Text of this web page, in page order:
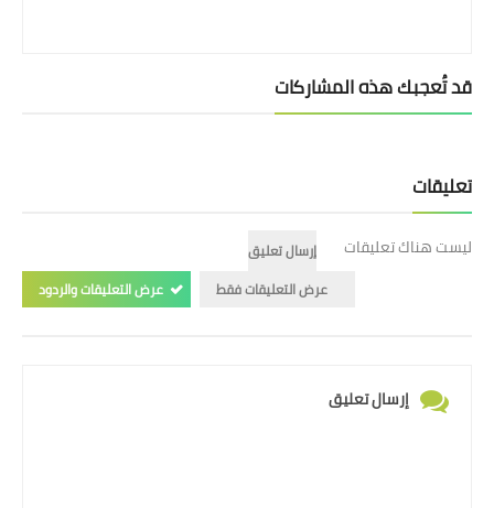
قد تُعجبك هذه المشاركات
تعليقات
ليست هناك تعليقات
إرسال تعليق
عرض التعليقات فقط
عرض التعليقات والردود
إرسال تعليق